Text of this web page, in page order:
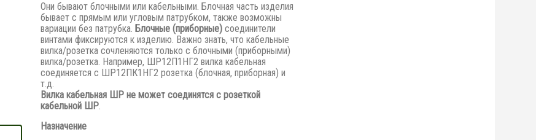
Они бывают блочными или кабельными. Блочная часть изделия
бывает с прямым или угловым патрубком, также возможны
вариации без патрубка. Блочные (приборные) соединители
винтами фиксируются к изделию. Важно знать, что кабельные
вилка/розетка сочленяются только с блочными (приборными)
вилка/розетка. Например, ШР12П1НГ2 вилка кабельная
соединяется с ШР12ПК1НГ2 розетка (блочная, приборная) и
т.д.
Вилка кабельная ШР не может соединятся с розеткой
кабельной ШР.
Назначение